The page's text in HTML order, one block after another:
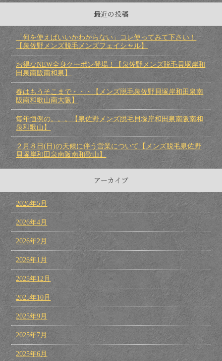
最近の投稿
「何を使えばいいかわからない」コレ使ってみて下さい！
【泉佐野メンズ脱毛メンズフェイシャル】
お得なNEW全身クーポン登場！【泉佐野メンズ脱毛貝塚岸和
田泉南阪南和泉】
春はもうそこまで・・・【メンズ脱毛泉佐野貝塚岸和田泉南
阪南和歌山南大阪】
毎年恒例の。。。【泉佐野メンズ脱毛貝塚岸和田泉南阪南和
泉和歌山】
２月８日(日)の天候に伴う営業について【メンズ脱毛泉佐野
貝塚岸和田泉南阪南和歌山】
アーカイブ
2026年5月
2026年4月
2026年2月
2026年1月
2025年12月
2025年10月
2025年9月
2025年7月
2025年6月